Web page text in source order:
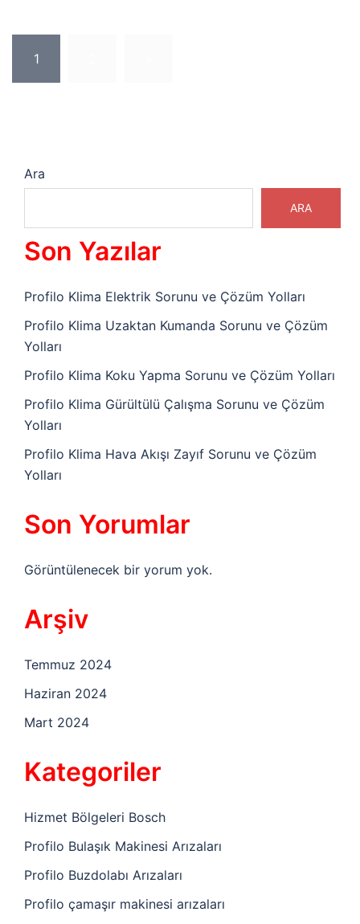
sayfalaması
1
Ara
ARA
Son Yazılar
Profilo Klima Elektrik Sorunu ve Çözüm Yolları
Profilo Klima Uzaktan Kumanda Sorunu ve Çözüm
Yolları
Profilo Klima Koku Yapma Sorunu ve Çözüm Yolları
Profilo Klima Gürültülü Çalışma Sorunu ve Çözüm
Yolları
Profilo Klima Hava Akışı Zayıf Sorunu ve Çözüm
Yolları
Son Yorumlar
Görüntülenecek bir yorum yok.
Arşiv
Temmuz 2024
Haziran 2024
Mart 2024
Kategoriler
Hizmet Bölgeleri Bosch
Profilo Bulaşık Makinesi Arızaları
Profilo Buzdolabı Arızaları
Profilo çamaşır makinesi arızaları